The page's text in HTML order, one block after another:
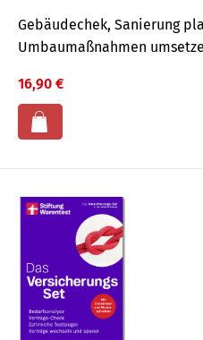
Gebäudechek, Sanierung
Umbaumaßnahmen
16,90 €